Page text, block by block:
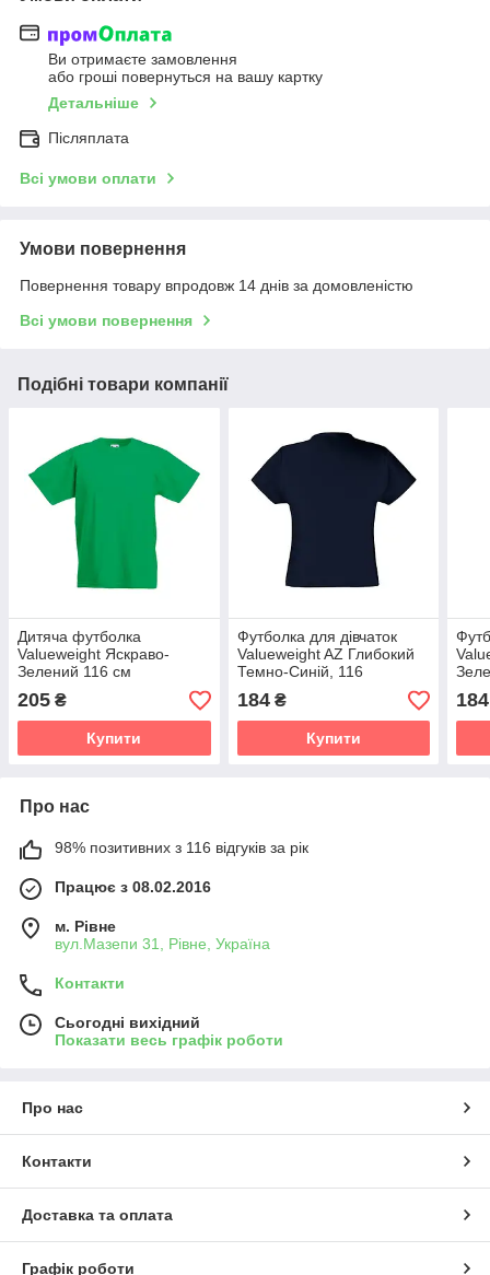
Ви отримаєте замовлення
або гроші повернуться на вашу картку
Детальніше
Післяплата
Всі умови оплати
Умови повернення
Повернення товару впродовж 14 днів за домовленістю
Всі умови повернення
Подібні товари компанії
Дитяча футболка
Valueweight Яскраво-
Зелений 116 см
205 ₴
Купити
Футболка для дівчаток
Valueweight AZ Глибокий
Темно-Синій, 116
184₴
Купити
184
Про нас
98% позитивних з 116 відгуків за рік
Працює з 08.02.2016
м. Рівне
вул.Мазепи 31, Рівне, Україна
Контакти
Сьогодні вихідний
Показати весь графік роботи
Про нас
Контакти
Доставка та оплата
Графік роботи